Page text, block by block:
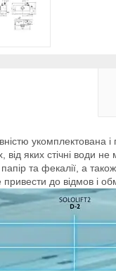
укомплектована і
яких стічні води
папір та фекалії, а
до відмов і